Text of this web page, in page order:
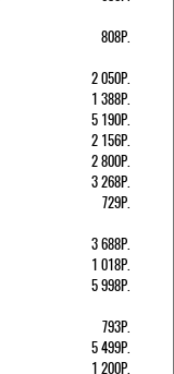
808Р.
2 050Р.
1 388Р.
5 190Р.
2 156Р.
2 800Р.
3 268Р.
729Р.
3 688Р.
1 018Р.
5 998Р.
793Р.
5 499Р.
1 200Р.